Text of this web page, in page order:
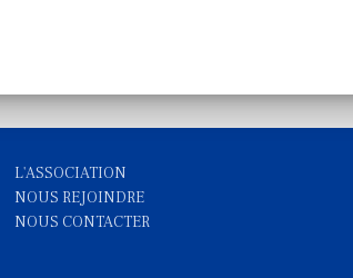
L'ASSOCIATION
NOUS REJOINDRE
NOUS CONTACTER